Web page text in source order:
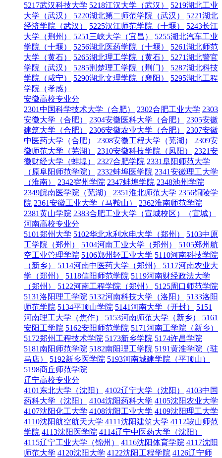
5217武汉科技大学 5218江汉大学（武汉）
5219湖北工业
大学（武汉）
5220湖北第二师范学院（武汉）
5221湖北
经济学院（武汉）
5225汉江师范学院（十堰）
5243长江
大学（荆州）
5251三峡大学（宜昌）
5255湖北汽车工业
学院（十堰）
5256湖北医药学院（十堰）
5261湖北师范
大学（黄石）
5265湖北理工学院（黄石）
5271湖北警官
学院（武汉）
5285荆楚理工学院（荆门）
5287湖北科技
学院（咸宁）
5290湖北文理学院（襄阳）
5295湖北工程
学院（孝感）
安徽高校专业分
2301中国科学技术大学（合肥）
2302合肥工业大学 2303
安徽大学（合肥）
2304安徽医科大学（合肥）
2305安徽
建筑大学（合肥）
2306安徽农业大学（合肥）
2307安徽
中医药大学（合肥）
2308安徽工程大学（芜湖）
2309安
徽师范大学（芜湖）
2310安徽科技学院（凤阳）
2321安
徽财经大学（蚌埠）
2327合肥学院 2331阜阳师范大学
（原阜阳师范学院）
2332蚌埠医学院 2341安徽理工大学
（淮南）
2342宿州学院 2347蚌埠学院 2348池州学院
2349皖南医学院（芜湖）
2351淮北师范大学 2356铜陵学
院 2361安徽工业大学（马鞍山）
2362淮南师范学院
2381黄山学院 2383合肥工业大学（宣城校区）（宣城）
河南高校专业分
5101郑州大学 5102华北水利水电大学（郑州）
5103中原
工学院（郑州）
5104河南工业大学（郑州）
5105郑州航
空工业管理学院 5106郑州轻工业大学 5110河南科技学院
（新乡）
5114河南中医药大学（郑州）
5117河南农业大
学（郑州）
5118信阳师范学院 5119河南财经政法大学
（郑州）
5122河南工程学院（郑州）
5125周口师范学院
5131洛阳理工学院 5132河南科技大学（洛阳）
5133洛阳
师范学院 5134平顶山学院 5141河南大学（开封）
5151
河南理工大学（焦作）
5153河南师范大学（新乡）
5161
安阳工学院 5162安阳师范学院 5171河南工学院（新乡）
5172郑州工程技术学院 5173新乡学院 5174许昌学院
5181南阳师范学院 5182南阳理工学院 5191黄淮学院（驻
马店）
5192新乡医学院 5193河南城建学院（平顶山）
5198商丘师范学院
辽宁高校专业分
4101东北大学（沈阳）
4102辽宁大学（沈阳）
4103中国
药科大学（沈阳）
4104沈阳药科大学 4105沈阳农业大学
4107沈阳化工大学 4108沈阳工业大学 4109沈阳理工大学
4110沈阳航空航天大学 4111沈阳建筑大学 4112鞍山师范
学院 4113沈阳医学院 4114辽宁中医药大学（沈阳）
4115辽宁工业大学（锦州）
4116沈阳体育学院 4117沈阳
师范大学 4120沈阳大学 4122沈阳工程学院 4126辽宁师